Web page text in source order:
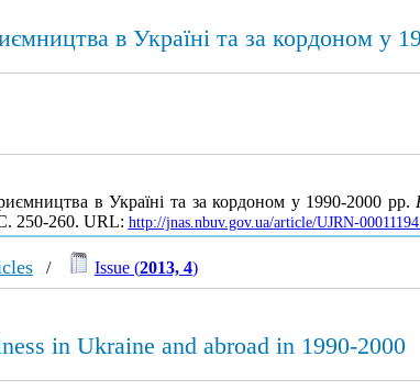
в Україні та за кордоном у
в Україні та за кордоном у 1990-2000 рр.
250-260. URL: http://jnas.nbuv.gov.ua/article/UJRN-
/ Issue (2013, 4)
in Ukraine and abroad in 1990-2000